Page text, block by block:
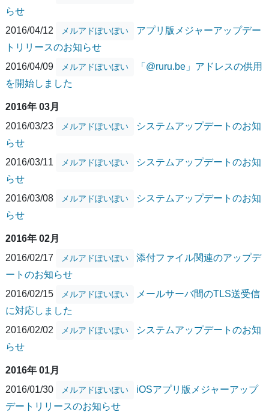
らせ
2016/04/12
メルアドぽいぽい
アプリ版メジャーアップデー
トリリースのお知らせ
2016/04/09
メルアドぽいぽい
「@ruru.be」アドレスの供用
を開始しました
2016年 03月
2016/03/23
メルアドぽいぽい
システムアップデートのお知
らせ
2016/03/11
メルアドぽいぽい
システムアップデートのお知
らせ
2016/03/08
メルアドぽいぽい
システムアップデートのお知
らせ
2016年 02月
2016/02/17
メルアドぽいぽい
添付ファイル関連のアップデ
ートのお知らせ
2016/02/15
メルアドぽいぽい
メールサーバ間のTLS送受信
に対応しました
2016/02/02
メルアドぽいぽい
システムアップデートのお知
らせ
2016年 01月
2016/01/30
メルアドぽいぽい
iOSアプリ版メジャーアップ
デートリリースのお知らせ